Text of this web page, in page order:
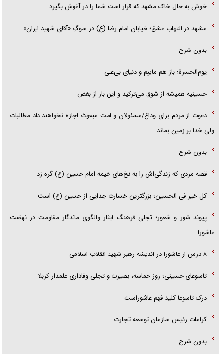
خوش به حال خاک مشهد که قرار است شما را در آغوش بگیرد
مشهد در التهاب عشق؛ خیابان امام رضا (ع) در سوگِ «آقای شهید ایران»
بدون شرح
یوم‌الحسرة؛ باز هم ماییم و دنیای بی‌علی
حسینیه همیشه از شوق می‌ترکید و این بار از بغض
دعوت از مردم برای وداع/مسئولان و امت مبعوث اجازه نخواهند داد مطالبات
ولی خدا بر زمین بماند
بدون شرح
قصه مردی که زندگی‌اش را به نخ‌های خیمه امام حسین (ع) گره زد
کل خیر فی الحسین؛ بزرگترین خسارت جدایی از حسین (ع) است
پیوند شور و شعور؛ تجلی فرهنگ ایثار والگوی ماندگار مقاومت در نهضت
عاشورا
۸ درس از عاشورا در اندیشه رهبر شهید انقلاب اسلامی
تاسوعای حسینی؛ روز حماسه، بصیرت و تجلی وفاداری علمدار کربلا
درک تاسوعا کلید فهم عاشوراست
کرامات رئیس سازمان توسعه تجارت
بدون شرح